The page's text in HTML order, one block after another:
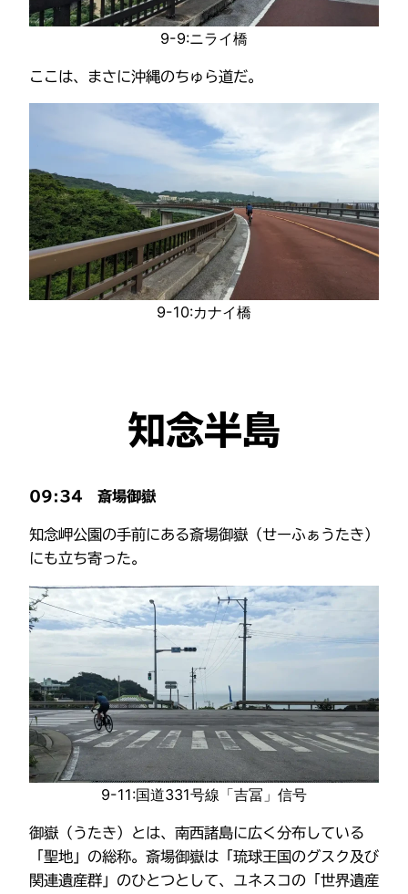
9-9:ニライ橋
ここは、まさに沖縄のちゅら道だ。
9-10:カナイ橋
知念半島
09:34 斎場御嶽
知念岬公園の手前にある斎場御嶽（せーふぁうたき）
にも立ち寄った。
9-11:国道331号線「吉冨」信号
御嶽（うたき）とは、南西諸島に広く分布している
「聖地」の総称。斎場御嶽は「琉球王国のグスク及び
関連遺産群」のひとつとして、ユネスコの「世界遺産